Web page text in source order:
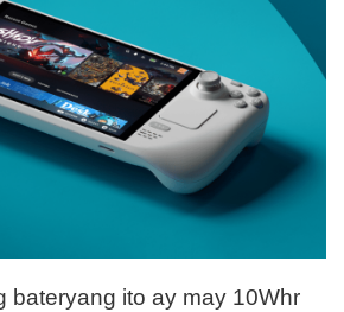
bateryang ito ay may 10Whr